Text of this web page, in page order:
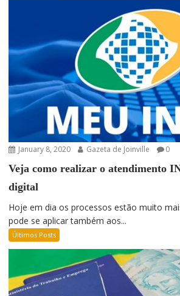
January 8, 2020 Gazeta de Joinville 0
Veja como realizar o atendimento
digital
Hoje em dia os processos estão muito
pode se aplicar também aos...
Últimos Posts